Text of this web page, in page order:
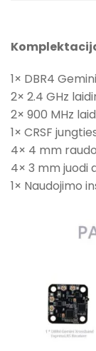
1× DBR4
2× 2.4 GHz
2× 900 MHz
1× CRSF
4× 4 mm
4× 3 mm juodi
1× Naudojimo